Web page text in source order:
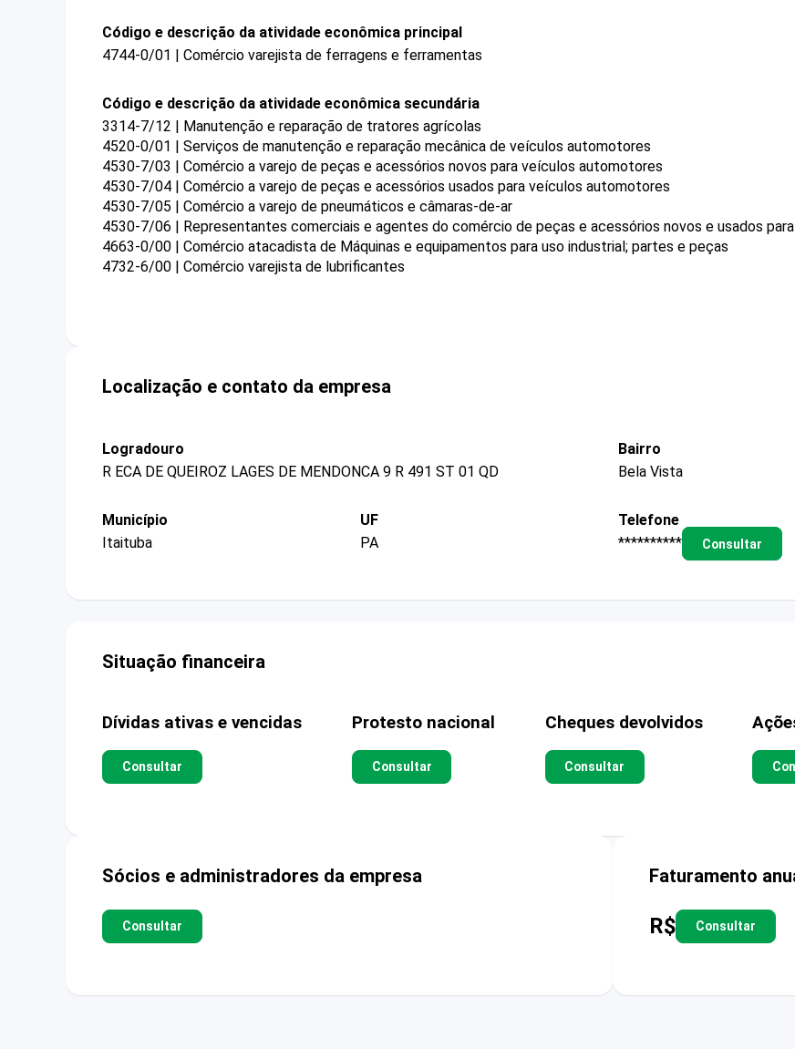
Código e descrição da atividade econômica principal
4744-0/01 | Comércio varejista de ferragens e ferramentas
Código e descrição da atividade econômica secundária
3314-7/12 | Manutenção e reparação de tratores agrícolas
4520-0/01 | Serviços de manutenção e reparação mecânica de veículos automotores
4530-7/03 | Comércio a varejo de peças e acessórios novos para veículos automotores
4530-7/04 | Comércio a varejo de peças e acessórios usados para veículos automotores
4530-7/05 | Comércio a varejo de pneumáticos e câmaras-de-ar
4530-7/06 | Representantes comerciais e agentes do comércio de peças e acessórios novos e usados
4663-0/00 | Comércio atacadista de Máquinas e equipamentos para uso industrial; partes e peças
4732-6/00 | Comércio varejista de lubrificantes
Localização e contato da empresa
Logradouro
R ECA DE QUEIROZ LAGES DE MENDONCA 9 R 491 ST 01 QD
Bairro
Bela Vista
Município
Itaituba
UF
PA
Telefone
**********
Consultar
Situação financeira
Dívidas ativas e vencidas
Consultar
Protesto nacional
Consultar
Cheques devolvidos
Consultar
Sócios e administradores da empresa
Consultar
Faturamento
R$ Consultar